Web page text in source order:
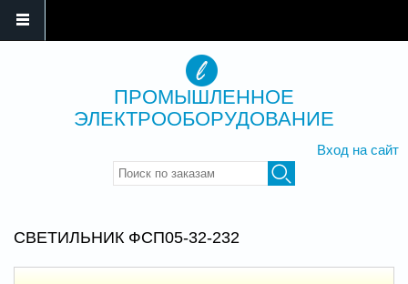
ПРОМЫШЛЕННОЕ
ЭЛЕКТРООБОРУДОВАНИЕ
Вход на сайт
Введите ключевые слова для
СВЕТИЛЬНИК ФСП05-32-232